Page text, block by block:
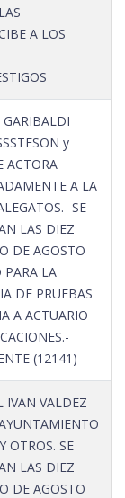
A LOS
GARIBALDI
y
ACTORA
A LA
SE
LAS DIEZ
DE AGOSTO
PARA LA
DE PRUEBAS
A ACTUARIO
(12141)
IVAN VALDEZ
OTROS. SE
LAS DIEZ
DE AGOSTO